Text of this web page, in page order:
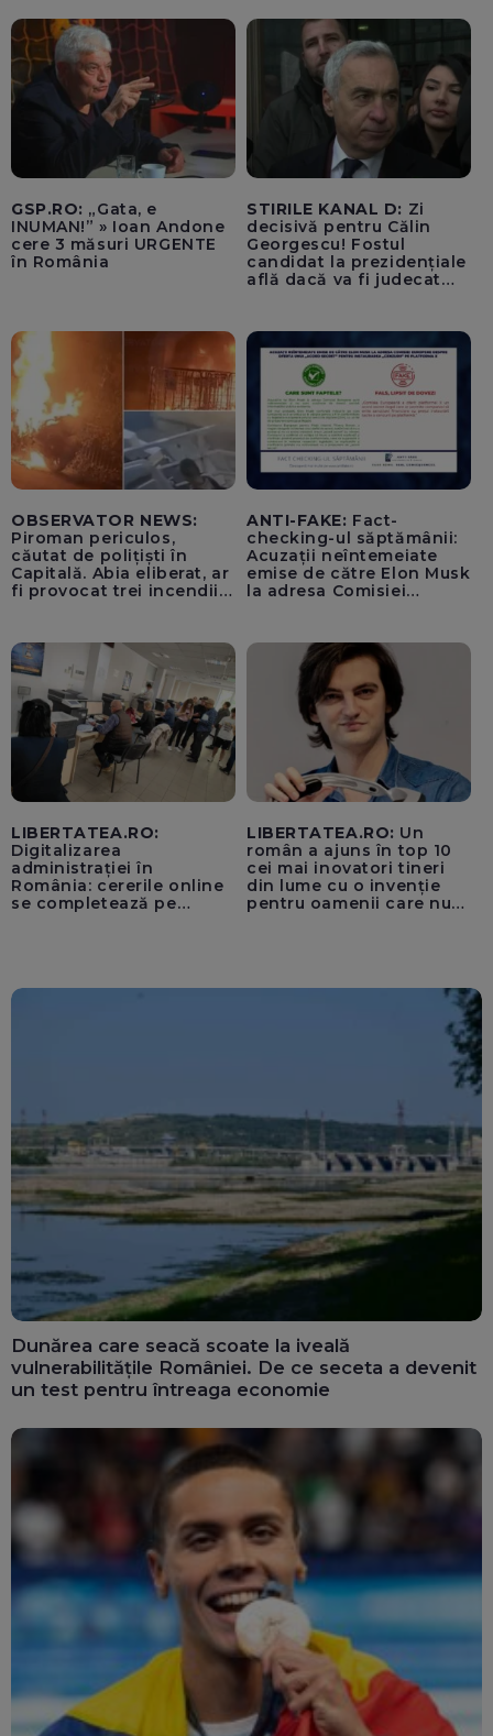
GSP.RO: „Gata, e
INUMAN!” » Ioan Andone
cere 3 măsuri URGENTE
în România
STIRILE KANAL D: Zi
decisivă pentru Călin
Georgescu! Fostul
candidat la prezidențiale
află dacă va fi judecat
OBSERVATOR NEWS:
Piroman periculos,
căutat de polițiști în
Capitală. Abia eliberat, ar
fi provocat trei incendii
ANTI-FAKE: Fact-
checking-ul săptămânii:
Acuzații neîntemeiate
emise de către Elon Musk
la adresa Comisiei
pentru instaurarea
„cenzurii” pe platforma X
LIBERTATEA.RO:
Digitalizarea
administrației în
România: cererile online
se completează pe
LIBERTATEA.RO: Un
român a ajuns în top 10
cei mai inovatori tineri
din lume cu o invenție
pentru oamenii care nu
Dunărea care seacă scoate la iveală
vulnerabilitățile României. De ce seceta a devenit
un test pentru întreaga economie